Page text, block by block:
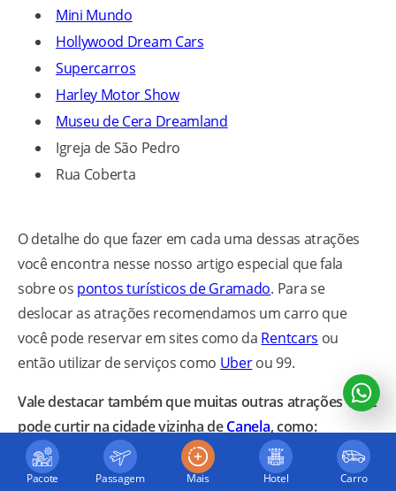
Mini Mundo
Hollywood Dream Cars
Supercarros
Harley Motor Show
Museu de Cera Dreamland
Igreja de São Pedro
Rua Coberta
O detalhe do que fazer em cada uma dessas atrações
você encontra nesse nosso artigo especial que fala
sobre os pontos turísticos de Gramado. Para se
deslocar as atrações recomendamos um carro que
você pode reservar em sites como da Rentcars ou
então utilizar de serviços como Uberou 99.
Vale destacar também que muitas outras atrações você
pode curtir na cidade vizinha deCanela, como:
Mundo a Vapor
Pacote Passagem Hotel Carro
Mais